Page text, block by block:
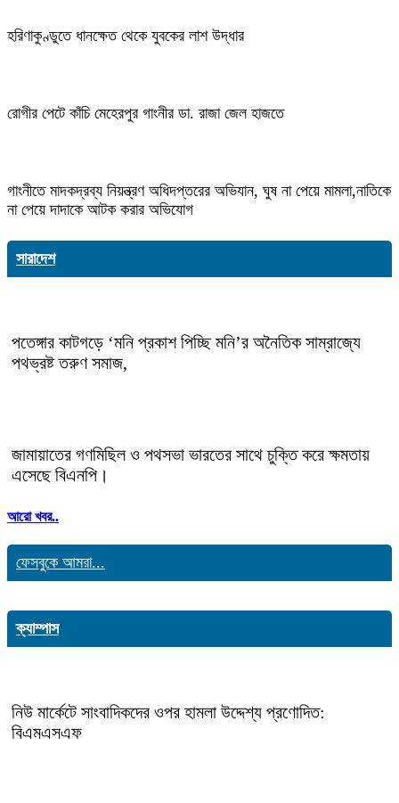
হরিণাকুণ্ডুতে ধানক্ষেত থেকে যুবকের লাশ উদ্ধার
রোগীর পেটে কাঁচি মেহেরপুর গাংনীর ডা. রাজা জেল হাজতে
গাংনীতে মাদকদ্রব্য নিয়ন্ত্রণ অধিদপ্তরের অভিযান, ঘুষ না পেয়ে মামলা,নাতিকে
না পেয়ে দাদাকে আটক করার অভিযোগ
সারাদেশ
পতেঙ্গার কাটগড়ে ‘মনি প্রকাশ পিচ্ছি মনি’র অনৈতিক সাম্রাজ্যে
পথভ্রষ্ট তরুণ সমাজ,
জামায়াতের গণমিছিল ও পথসভা ভারতের সাথে চুক্তি করে ক্ষমতায়
এসেছে বিএনপি।
আরো খবর..
ফেসবুকে আমরা...
ক্যাম্পাস
নিউ মার্কেটে সাংবাদিকদের ওপর হামলা উদ্দেশ্য প্রণোদিত:
বিএমএসএফ